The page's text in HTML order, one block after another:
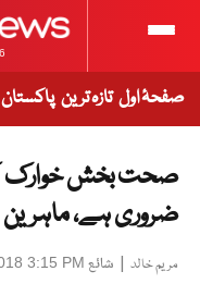
صفحۂ اول تازہ ترین پاکستان
صحت بخش خوارک
ضروری ہے، ماہرین
مریم خالد | شائع 3:15 PM